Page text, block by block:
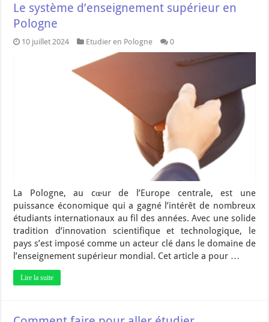
Le système d’enseignement supérieur en
Pologne
10 juillet 2024 Etudier en Pologne 0
La Pologne, au cœur de l’Europe centrale, est une
puissance économique qui a gagné l’intérêt de nombreux
étudiants internationaux au fil des années. Avec une solide
tradition d’innovation scientifique et technologique, le
pays s’est imposé comme un acteur clé dans le domaine de
l’enseignement supérieur mondial. Cet article a pour …
Lire la suite